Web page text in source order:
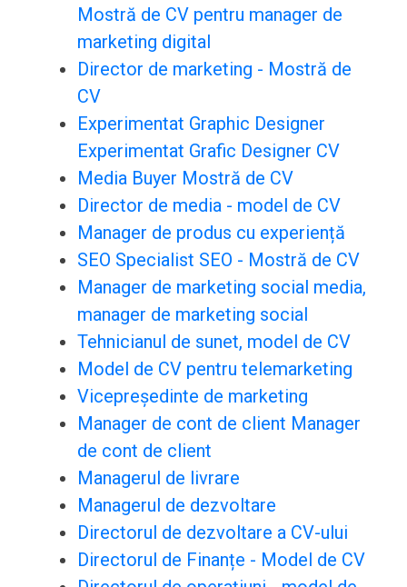
Mostră de CV pentru manager de
marketing digital
Director de marketing - Mostră de
CV
Experimentat Graphic Designer
Experimentat Grafic Designer CV
Media Buyer Mostră de CV
Director de media - model de CV
Manager de produs cu experiență
SEO Specialist SEO - Mostră de CV
Manager de marketing social media,
manager de marketing social
Tehnicianul de sunet, model de CV
Model de CV pentru telemarketing
Vicepreședinte de marketing
Manager de cont de client Manager
de cont de client
Managerul de livrare
Managerul de dezvoltare
Directorul de dezvoltare a CV-ului
Directorul de Finanțe - Model de CV